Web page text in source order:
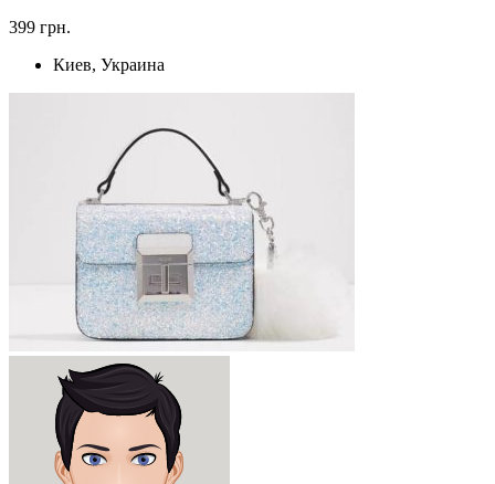
399 грн.
Киев, Украина